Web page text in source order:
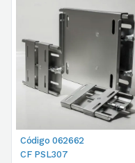
Código 062662
CF PSL307